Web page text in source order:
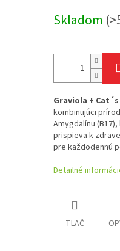
cena:
Skladom
Graviola +
kombinujúci
Amygdalínu
prispieva k
pre každodennú
Detailné
TLAČ